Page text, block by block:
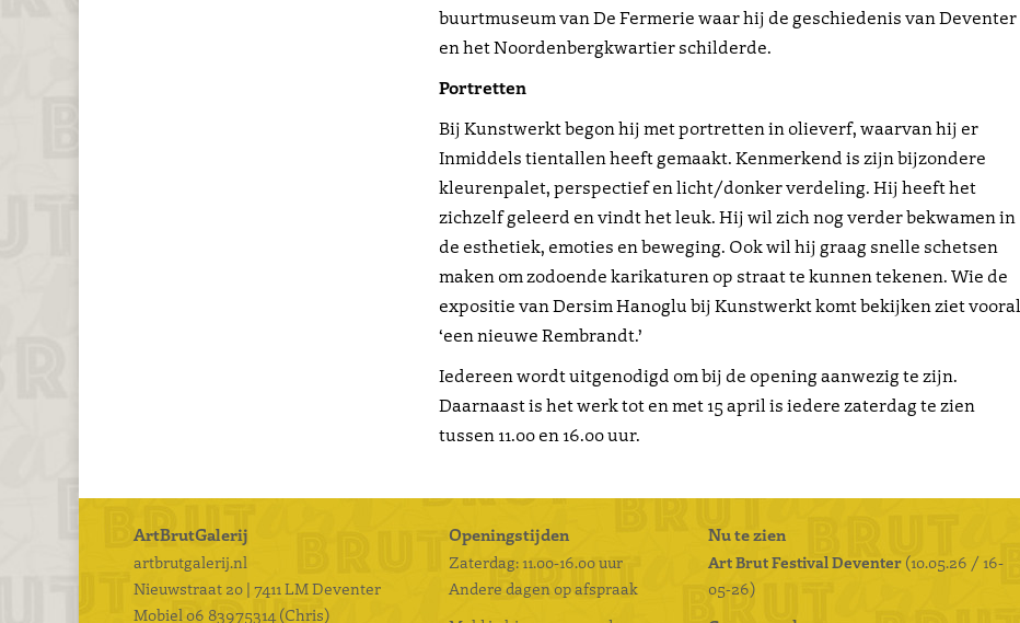
buurtmuseum van De Fermerie waar hij de geschiedenis van Deventer
en het Noordenbergkwartier schilderde.
Portretten
Bij Kunstwerkt begon hij met portretten in olieverf, waarvan hij er
Inmiddels tientallen heeft gemaakt. Kenmerkend is zijn bijzondere
kleurenpalet, perspectief en licht/donker verdeling. Hij heeft het
zichzelf geleerd en vindt het leuk. Hij wil zich nog verder bekwamen in
de esthetiek, emoties en beweging. Ook wil hij graag snelle schetsen
maken om zodoende karikaturen op straat te kunnen tekenen. Wie de
expositie van Dersim Hanoglu bij Kunstwerkt komt bekijken ziet vooral
‘een nieuwe Rembrandt.’
Iedereen wordt uitgenodigd om bij de opening aanwezig te zijn.
Daarnaast is het werk tot en met 15 april is iedere zaterdag te zien
tussen 11.00 en 16.00 uur.
ArtBrutGalerij
artbrutgalerij.nl
Nieuwstraat 20 | 7411 LM Deventer
Mobiel 06 83975314 (Chris)
Openingstijden
Zaterdag: 11.00-16.00 uur
Andere dagen op afspraak
Nu te zien
Art Brut Festival Deventer (10.05.26 / 16-
05-26)